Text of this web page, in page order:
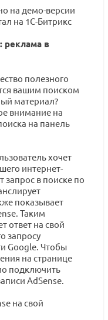
на демо-версии
на 1С-Битрикс
реклама в
полезного
вашим поиском
материал?
внимание на
на панель
хочет
интернет-
запрос в поиске по
показывает
Таким
ответ на свой
запросу
Google. Чтобы
на странице
подключить
AdSense.
на свой